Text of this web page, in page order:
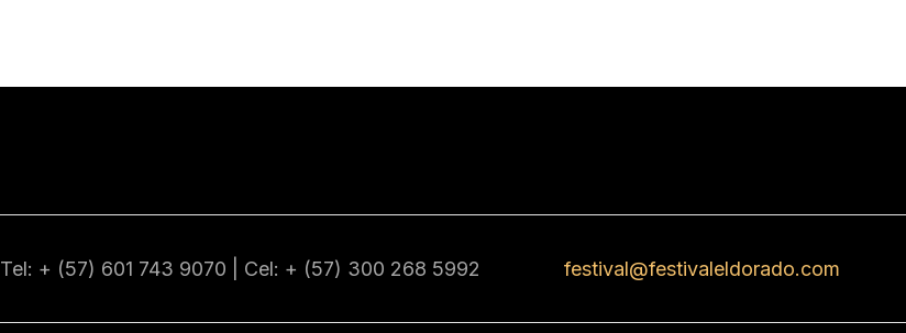
Tel: + (57) 601 743 9070 | Cel: + (57) 300 268 5992 festival@festivaleldorado.com